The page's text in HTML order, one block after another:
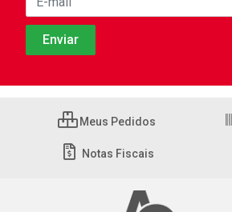
Meus Pedidos
Notas Fiscais